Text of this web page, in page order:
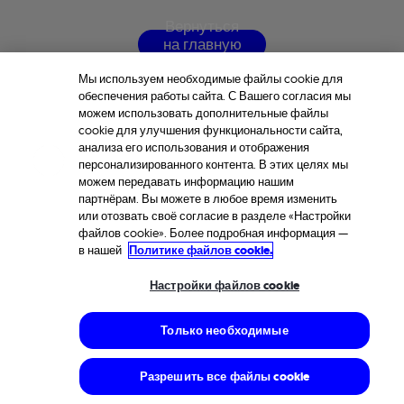
Вернуться
на главную
Мы используем необходимые файлы cookie для
обеспечения работы сайта. С Вашего согласия мы
можем использовать дополнительные файлы
cookie для улучшения функциональности сайта,
анализа его использования и отображения
персонализированного контента. В этих целях мы
можем передавать информацию нашим
партнёрам. Вы можете в любое время изменить
или отозвать своё согласие в разделе «Настройки
файлов cookie». Более подробная информация —
в нашей Политике файлов cookie.
Настройки файлов cookie
Только необходимые
Разрешить все файлы cookie